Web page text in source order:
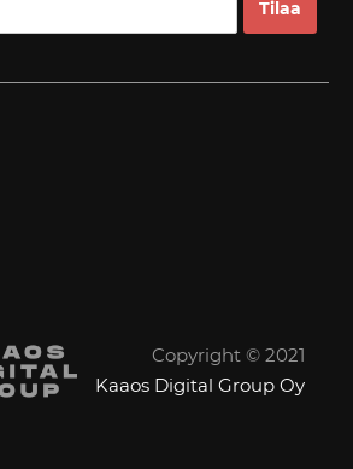
Copyright © 2021
Kaaos Digital Group Oy